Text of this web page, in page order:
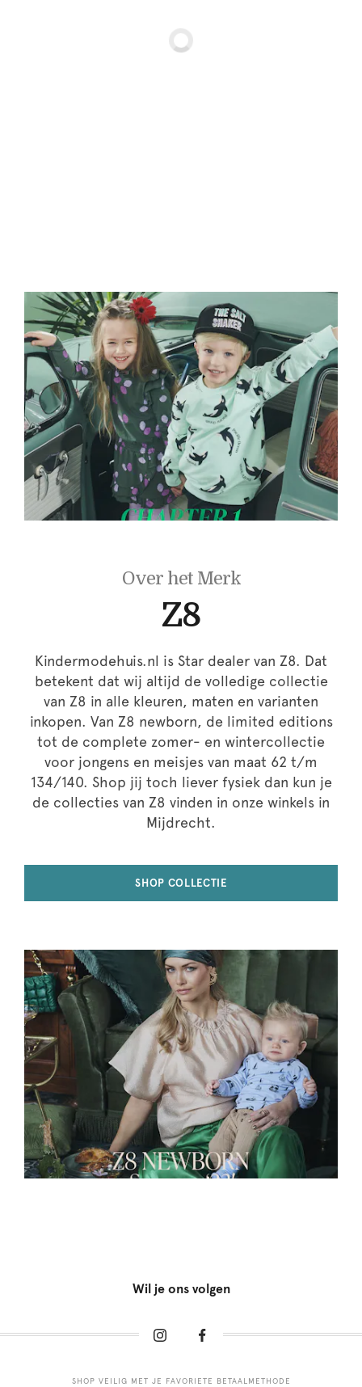
Over het Merk
Z8
Kindermodehuis.nl is Star dealer van Z8. Dat
betekent dat wij altijd de volledige collectie
van Z8 in alle kleuren, maten en varianten
inkopen. Van Z8 newborn, de limited editions
tot de complete zomer- en wintercollectie
voor jongens en meisjes van maat 62 t/m
134/140. Shop jij toch liever fysiek dan kun je
de collecties van Z8 vinden in onze winkels in
Mijdrecht.
SHOP COLLECTIE
Wil je ons volgen
SHOP VEILIG MET JE FAVORIETE BETAALMETHODE